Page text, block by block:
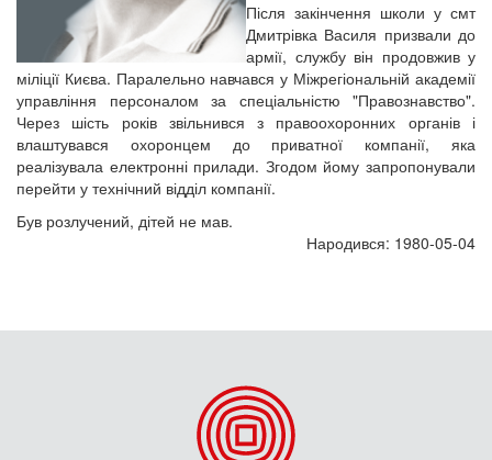
Після закінчення школи у смт
Дмитрівка Василя призвали до
армії, службу він продовжив у
міліції Києва. Паралельно навчався у Міжрегіональній академії
управління персоналом за спеціальністю "Правознавство".
Через шість років звільнився з правоохоронних органів і
влаштувався охоронцем до приватної компанії, яка
реалізувала електронні прилади. Згодом йому запропонували
перейти у технічний відділ компанії.
Був розлучений, дітей не мав.
Народився: 1980-05-04